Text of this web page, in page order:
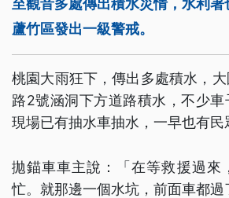
至觀音多處傳出積水災情，水利署
蘆竹區發出一級警戒。
桃園大雨狂下，傳出多處積水，
路2號涵洞下方道路積水，不少車
現場已有抽水車抽水，一早也有民
拋錨車車主說：「在等救援過來
忙。就那邊一個水坑，前面車都過